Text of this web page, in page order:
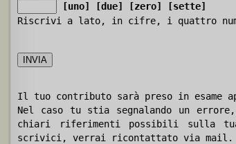
[uno]
[due] [zero]
[sette]
Riscrivi a lato, in cifre, i quattro
Il tuo contributo sarà preso in esame
Nel caso tu stia segnalando un
chiari riferimenti possibili sulla
scrivici, verrai ricontattato via mail.